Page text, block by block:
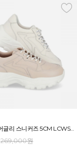
엘칸토 여성 어글리 스니커즈 5CM LCWS23U613
269,000원